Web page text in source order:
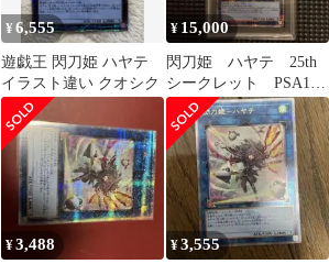
¥6,555
遊戯王 閃刀姫 ハヤテ
イラスト違い クオシク
¥ 15,000
閃刀姫 ハヤテ 25th
シークレット PSA10
QCAC-JP009 絵違い
¥3,488 ¥3,555